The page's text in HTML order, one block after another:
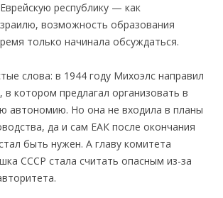
республику — как
возможность образования
только начинала обсуждаться.
слова: в 1944 году Михоэлс направил
в котором предлагал организовать в
автономию. Но она не входила в планы
да и сам ЕАК после окончания
быть нужен. А главу комитета
СССР стала считать опасным из-за